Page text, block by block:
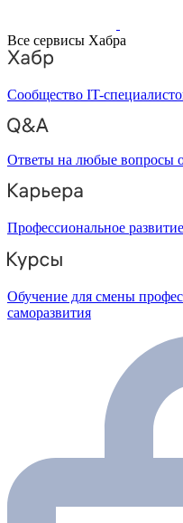
Все сервисы Хабра
Сообщество IT-
Ответы на любые вопросы
Профессиональное
Обучение для смены
саморазвития